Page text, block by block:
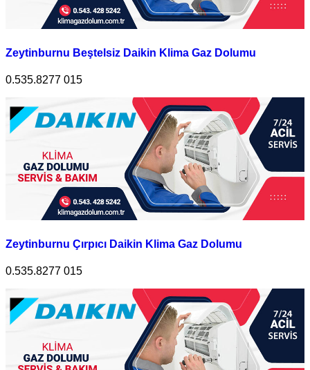
Zeytinburnu Beştelsiz Daikin Klima Gaz Dolumu
0.535.8277 015
Zeytinburnu Çırpıcı Daikin Klima Gaz Dolumu
0.535.8277 015